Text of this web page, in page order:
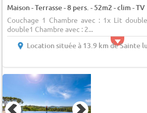
Maison - Terrasse - 8 pers. - 52m2 - clim - TV
Couchage 1 Chambre avec : 1x Lit
double1 Chambre avec : 2...
Location située à 13.9 km de Sainte